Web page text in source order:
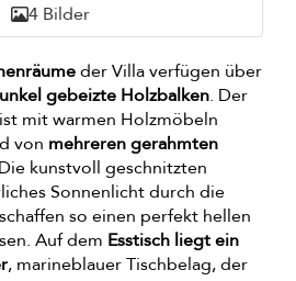
4 Bilder
der Villa verfügen über
gebeizte Holzbalken. Der
ist mit warmen Holzmöbeln
von mehreren gerahmten
Die kunstvoll geschnitzten
Sonnenlicht durch die
so einen perfekt hellen
Auf dem Esstisch liegt ein
, marineblauer Tischbelag, der